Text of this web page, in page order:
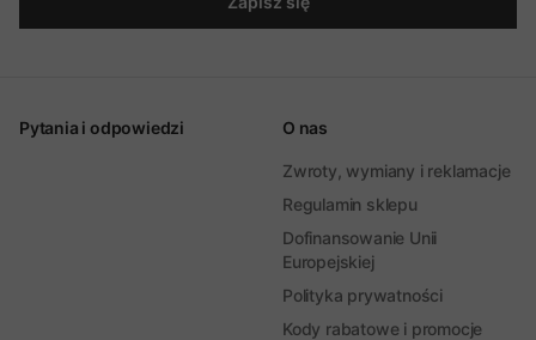
Pytania i odpowiedzi O nas
Zwroty, wymiany i reklamacje
Regulamin sklepu
Dofinansowanie Unii
Europejskiej
Polityka prywatności
Kody rabatowe i promocje